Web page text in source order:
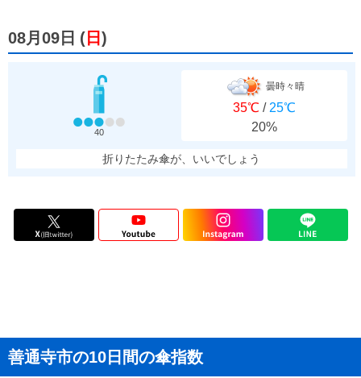
08月09日 ( 日 )
40
曇時々晴
35℃ / 25℃
20%
折りたたみ傘が、いいでしょう
善通寺市の10日間の傘指数